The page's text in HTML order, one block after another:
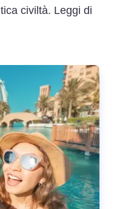
civiltà. Leggi di